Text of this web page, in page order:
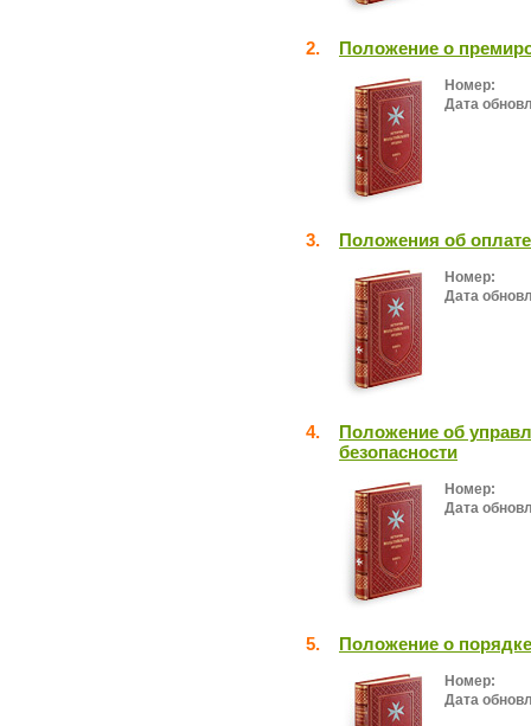
2. Положение о
Номер:
Дата
3. Положения об
Номер:
Дата
4.
Положение об
безопасности
Номер:
Дата
5. Положение о
Номер:
Дата